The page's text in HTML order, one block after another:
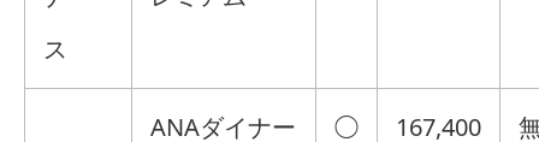
ス
ANAダイナー
◯ 167,400